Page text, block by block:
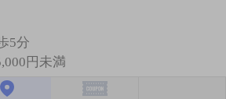
5分
円未満